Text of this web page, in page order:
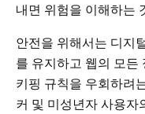
내면 위험을 이해하는
안전을 위해서는 디지
를 유지하고 웹의 모든
키핑 규칙을 우회하려
커 및 미성년자 사용자